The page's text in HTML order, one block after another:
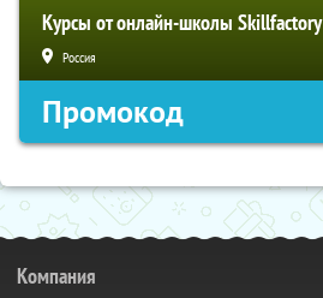
Курсы от онлайн-школы Skillfactory
Россия
Промокод
Компания